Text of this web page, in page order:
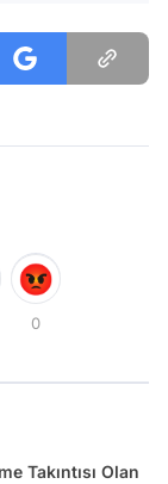
0
Takıntısı Olan